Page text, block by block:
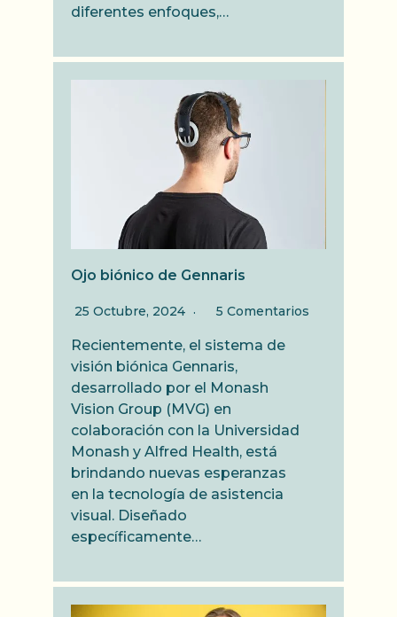
diferentes enfoques,…
Ojo biónico de Gennaris
25 Octubre, 2024 5 Comentarios
Recientemente, el sistema de
visión biónica Gennaris,
desarrollado por el Monash
Vision Group (MVG) en
colaboración con la Universidad
Monash y Alfred Health, está
brindando nuevas esperanzas
en la tecnología de asistencia
visual. Diseñado
específicamente…